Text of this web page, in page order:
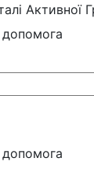
допомога
допомога